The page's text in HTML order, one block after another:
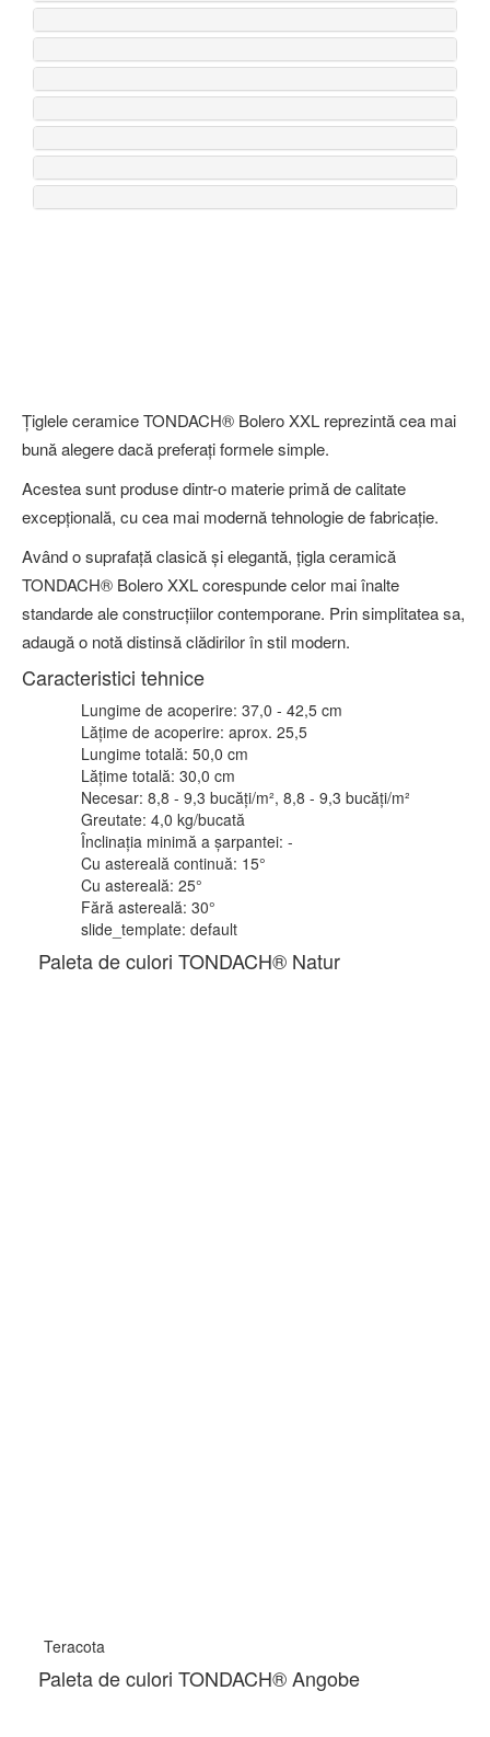
Ferestre de
mansarda Fakro
Ferestre de
mansarda Dakea
Izolatii mansarda
Sistem de degivrare
Țiglele ceramice TONDACH® Bolero XXL reprezintă cea mai
bună alegere dacă preferați formele simple.
Acestea sunt produse dintr-o materie primă de calitate
excepțională, cu cea mai modernă tehnologie de fabricație.
Având o suprafață clasică și elegantă, țigla ceramică
TONDACH® Bolero XXL corespunde celor mai înalte
standarde ale construcțiilor contemporane. Prin simplitatea sa,
adaugă o notă distinsă clădirilor în stil modern.
Caracteristici tehnice
Lungime de acoperire: 37,0 - 42,5 cm
Lățime de acoperire: aprox. 25,5
Lungime totală: 50,0 cm
Lățime totală: 30,0 cm
Necesar: 8,8 - 9,3 bucăți/m², 8,8 - 9,3 bucăți/m²
Greutate: 4,0 kg/bucată
Înclinația minimă a șarpantei: -
Cu astereală continuă: 15°
Cu astereală: 25°
Fără astereală: 30°
slide_template: default
Paleta de culori TONDACH® Natur
Teracota
Paleta de culori TONDACH® Angobe